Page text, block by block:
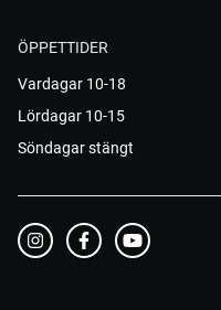
ÖPPETTIDER
Vardagar 10-18
Lördagar 10-15
Söndagar stängt